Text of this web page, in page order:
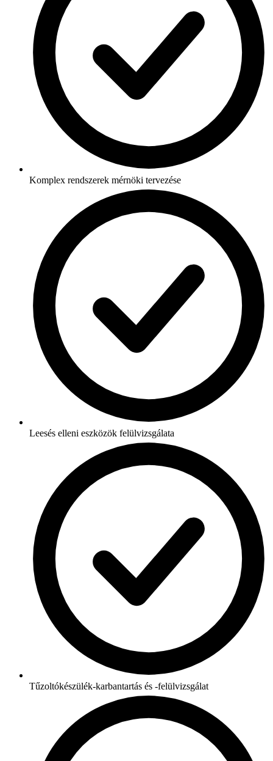
Komplex rendszerek mérnöki tervezése
Leesés elleni eszközök felülvizsgálata
Tűzoltókészülék-karbantartás és -felülvizsgálat